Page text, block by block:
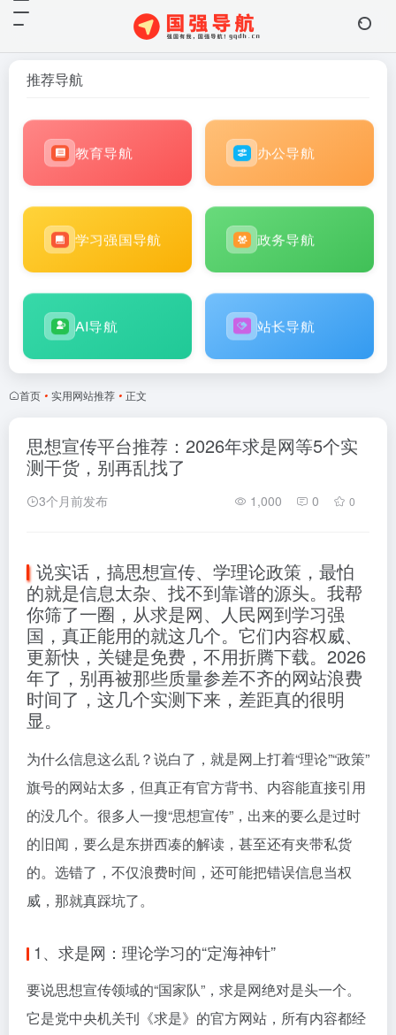
推荐导航
教育导航 办公导航
学习强国导航 政务导航
AI导航 站长导航
首页 • 实用网站推荐 • 正文
思想宣传平台推荐：2026年求是网等5个实
测干货，别再乱找了
3个月前发布 1,000 0 0
说实话，搞思想宣传、学理论政策，最怕
的就是信息太杂、找不到靠谱的源头。我帮
你筛了一圈，从求是网、人民网到学习强
国，真正能用的就这几个。它们内容权威、
更新快，关键是免费，不用折腾下载。2026
年了，别再被那些质量参差不齐的网站浪费
时间了，这几个实测下来，差距真的很明
显。
为什么信息这么乱？说白了，就是网上打着“理论”“政策”
旗号的网站太多，但真正有官方背书、内容能直接引用
的没几个。很多人一搜“思想宣传”，出来的要么是过时
的旧闻，要么是东拼西凑的解读，甚至还有夹带私货
的。选错了，不仅浪费时间，还可能把错误信息当权
威，那就真踩坑了。
1、求是网：理论学习的“定海神针”
要说思想宣传领域的“国家队”，求是网绝对是头一个。
它是党中央机关刊《求是》的官方网站，所有内容都经